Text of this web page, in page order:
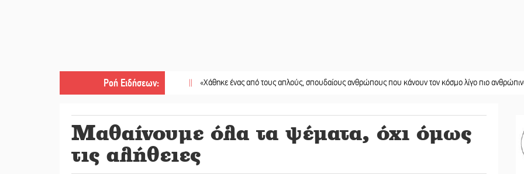
Ροή Ειδήσεων:
|| «Χάθηκε ένας από τους απλούς, σπουδαίους ανθρώπους που κάνουν τον κόσμο λίγο πιο ανθρώπινο» ||
Μαθαίνουμε όλα τα ψέματα, όχι όμως
τις αλήθειες